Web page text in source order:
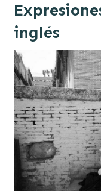
inglés